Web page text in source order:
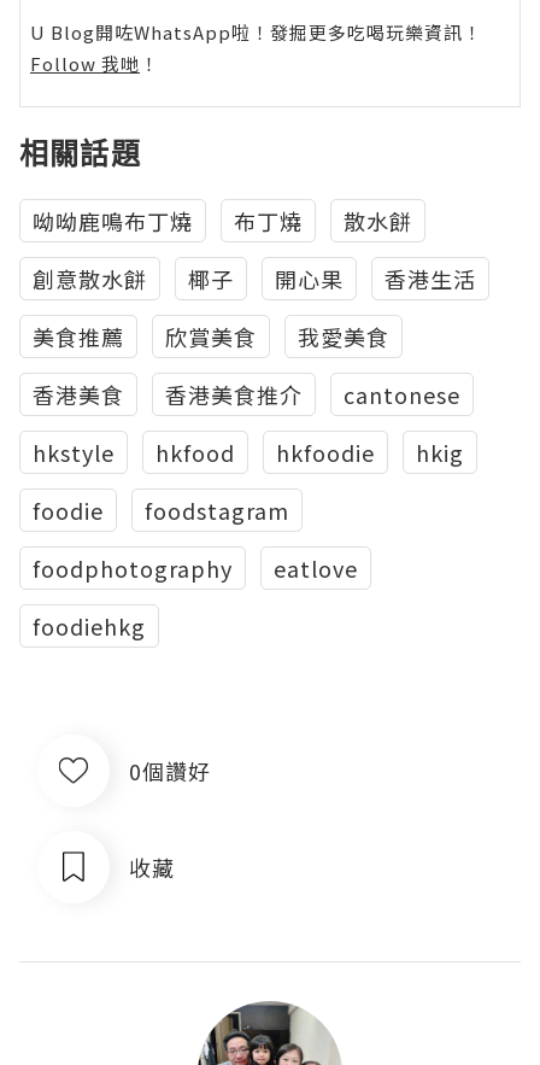
U Blog開咗WhatsApp啦！發掘更多吃喝玩樂資訊！
Follow 我哋 ！
相關話題
呦呦鹿鳴布丁燒 布丁燒
散水餅
創意散水餅
椰子 開心果
香港生活
美食推薦
欣賞美食
我愛美食
香港美食
香港美食推介
cantonese
hkstyle
hkfood hkfoodie
hkig
foodie
foodstagram
foodphotography
eatlove
foodiehkg
0個讚好
收藏